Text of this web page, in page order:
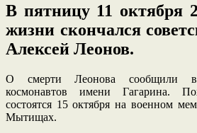
В пятницу 11 октября
жизни скончался
Алексей Леонов.
О смерти Леонова сообщили в
космонавтов имени Гагарина.
состоятся 15 октября на военном
Мытищах.